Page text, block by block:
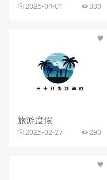
2025-04-01 330
旅游度假
2025-02-27 290